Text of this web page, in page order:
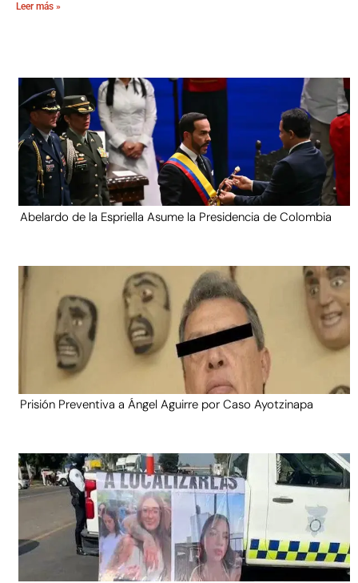
Leer más »
Abelardo de la Espriella Asume la Presidencia de Colombia
Prisión Preventiva a Ángel Aguirre por Caso Ayotzinapa